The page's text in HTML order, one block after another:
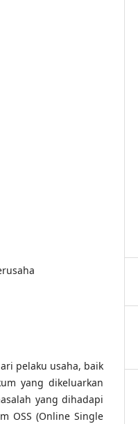
pelaku usaha, baik
yang dikeluarkan
yang dihadapi
OSS (Online Single